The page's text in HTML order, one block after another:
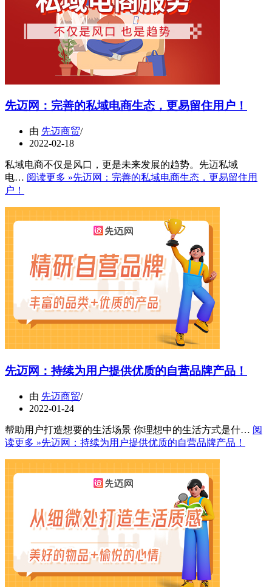
先迈网：完善的私域电商生态，更易留住用户！
由 先迈商贸
2022-02-18
私域电商不仅是风口，更是未来发展的趋势。先迈私域
电… 阅读更多 »先迈网：完善的私域电商生态，更易留住用
户！
先迈网：持续为用户提供优质的自营品牌产品！
由 先迈商贸
2022-01-24
帮助用户打造想要的生活场景 你理想中的生活方式是什… 阅
读更多 »先迈网：持续为用户提供优质的自营品牌产品！